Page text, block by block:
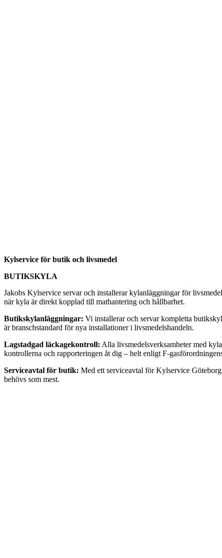
Kylservice för butik och livsmedel
BUTIKSKYLA
Jakobs Kylservice servar och installerar kylanläggningar för
när kyla är direkt kopplad till mathantering och hållbarhet.
Butikskylanläggningar: Vi installerar och servar kompletta
är branschstandard för nya installationer i livsmedelshandeln.
Lagstadgad läckagekontroll: Alla livsmedelsverksamheter med
kontrollerna och rapporteringen åt dig – helt enligt F-
Serviceavtal för butik: Med ett serviceavtal för Kylservice
behövs som mest.